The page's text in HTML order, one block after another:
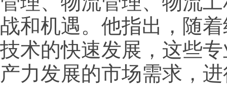
战和机遇。他指出，随
技术的快速发展，这些
产力发展的市场需求，